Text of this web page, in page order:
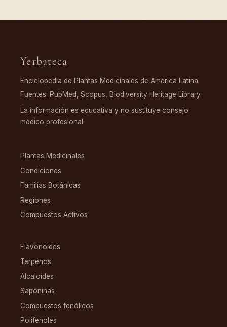
Yerbateca
Enciclopedia de Plantas Medicinales de América Latina
Fuentes: PubMed, Scopus, Biodiversity Heritage Library
La información es educativa y no sustituye consejo
médico profesional.
Plantas Medicinales
Condiciones
Familias Botánicas
Regiones
Compuestos Activos
Flavonoides
Terpenos
Alcaloides
Saponinas
Compuestos fenólicos
Polifenoles